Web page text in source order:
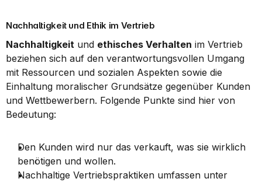
Nachhaltigkeit und Ethik im Vertrieb
Nachhaltigkeit und ethisches Verhalten im Vertrieb
beziehen sich auf den verantwortungsvollen Umgang
mit Ressourcen und sozialen Aspekten sowie die
Einhaltung moralischer Grundsätze gegenüber Kunden
und Wettbewerbern. Folgende Punkte sind hier von
Bedeutung:
Den Kunden wird nur das verkauft, was sie wirklich
benötigen und wollen.
Nachhaltige Vertriebspraktiken umfassen unter